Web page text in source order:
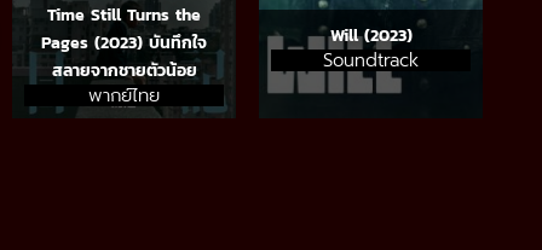
Time Still Turns the
Pages (2023) บันทึกใจ
สลายจากชายตัวน้อย
พากย์ไทย
Will (2023)
Soundtrack